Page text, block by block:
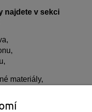
najdete v sekci
materiály,
PLACHTY.pdf